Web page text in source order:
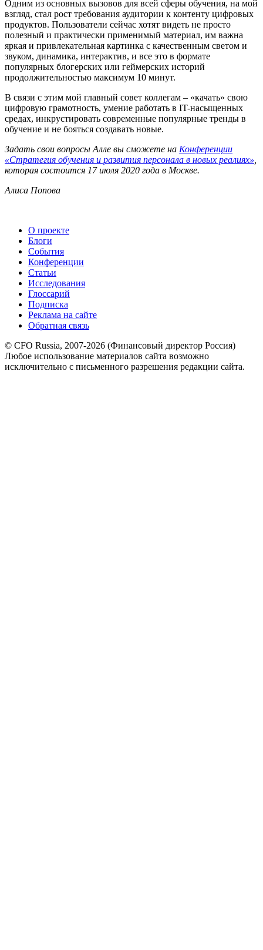
Одним из основных вызовов для всей сферы обучения, на мой
взгляд, стал рост требования аудитории к контенту цифровых
продуктов. Пользователи сейчас хотят видеть не просто
полезный и практически применимый материал, им важна
яркая и привлекательная картинка с качественным светом и
звуком, динамика, интерактив, и все это в формате
популярных блогерских или геймерских историй
продолжительностью максимум 10 минут.
В связи с этим мой главный совет коллегам – «качать» свою
цифровую грамотность, умение работать в IT-насыщенных
средах, инкрустировать современные популярные тренды в
обучение и не бояться создавать новые.
Задать свои вопросы Алле вы сможете на Конференции
«Стратегия обучения и развития персонала в новых реалиях»
которая состоится 17 июля 2020 года в Москве.
Алиса Попова
О проекте
Блоги
События
Конференции
Статьи
Исследования
Глоссарий
Подписка
Реклама на сайте
Обратная связь
© CFO Russia, 2007-2026 (Финансовый директор Россия)
Любое использование материалов сайта возможно
исключительно с письменного разрешения редакции сайта.